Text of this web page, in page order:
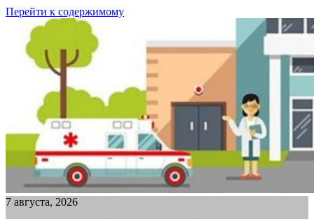
Перейти к содержимому
7 августа, 2026